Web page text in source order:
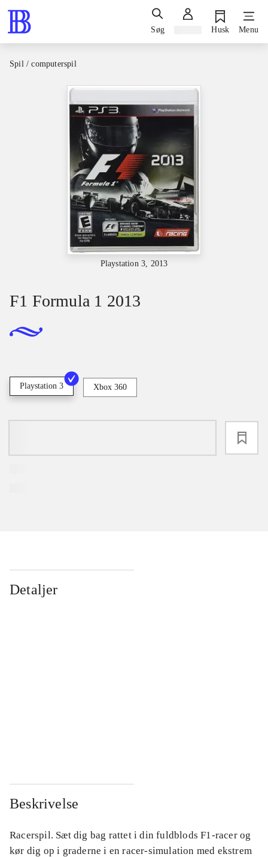
Søg Husk Menu
Spil / computerspil
Playstation 3, 2013
F1 Formula 1 2013
Playstation 3 Xbox 360
Detaljer
Beskrivelse
Racerspil. Sæt dig bag rattet i din fuldblods F1-racer og
kør dig op i graderne i en racer-simulation med ekstrem